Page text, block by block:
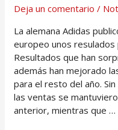
Deja un comentario /
La alemana Adidas
europeo unos
Resultados que han
además han mejorado
para el resto del año.
las ventas se
anterior, mientras que …